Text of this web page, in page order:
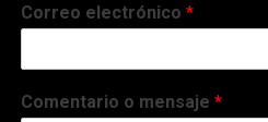
Correo electrónico*
Comentario o mensaje*